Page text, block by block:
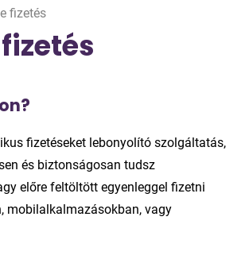
fizetés
fizetéseket lebonyolító szolgáltatás,
és biztonságosan tudsz
előre feltöltött egyenleggel fizetni
mobilalkalmazásokban, vagy